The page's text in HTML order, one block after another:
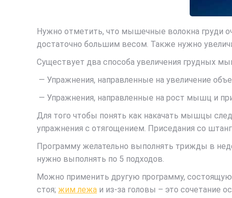
Нужно отметить, что мышечные волокна груди
достаточно большим весом. Также нужно
Существует два способа увеличения грудных
— Упражнения, направленные на увеличение
— Упражнения, направленные на рост мышц и
Для того чтобы понять как накачать мышцы
упражнения с отягощением. Приседания со
Программу желательно выполнять трижды в
нужно выполнять по 5 подходов.
Можно применить другую программу, состоящую
стоя; жим лежа и из-за головы – это сочетание